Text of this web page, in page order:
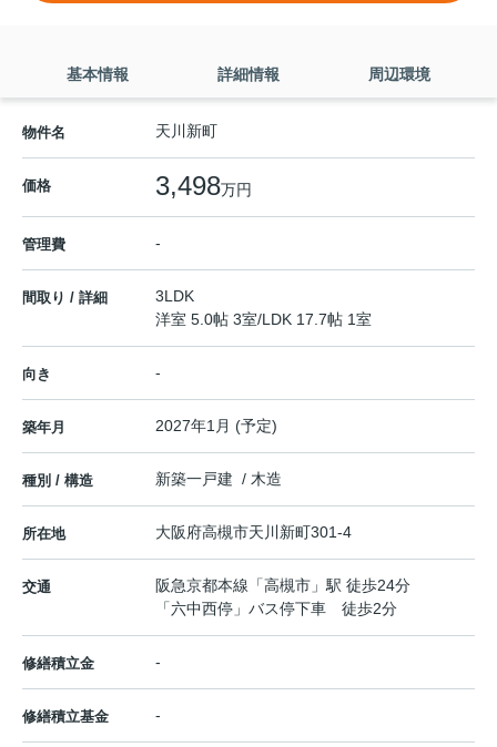
基本情報 詳細情報 周辺環境
物件名 天川新町
価格 3,498万円
管理費 -
間取り / 詳細
3LDK
洋室 5.0帖 3室/LDK 17.7帖 1室
向き -
築年月 2027年1月 (予定)
種別 / 構造 新築一戸建 / 木造
所在地 大阪府高槻市天川新町301-4
交通 阪急京都本線 「高槻市 」駅 徒歩24分
「六中西停」バス停下車 徒歩2分
修繕積立金 -
修繕積立基金 -